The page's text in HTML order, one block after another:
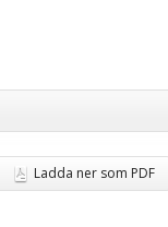
Ladda ner som PDF